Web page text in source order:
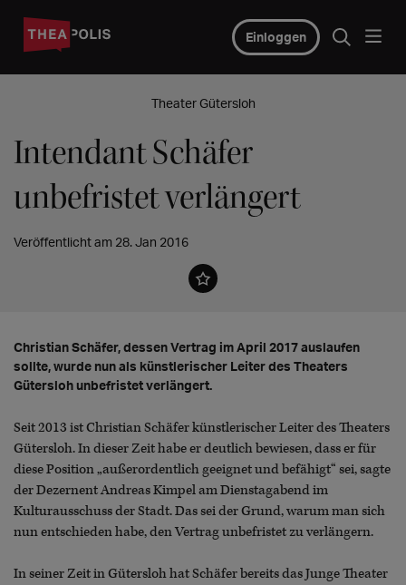
Einloggen
Theater Gütersloh
Intendant Schäfer
unbefristet verlängert
Veröffentlicht am 28. Jan 2016
Christian Schäfer, dessen Vertrag im April 2017 auslaufen
sollte, wurde nun als künstlerischer Leiter des Theaters
Gütersloh unbefristet verlängert.
Seit 2013 ist Christian Schäfer künstlerischer Leiter des Theaters
Gütersloh. In dieser Zeit habe er deutlich bewiesen, dass er für
diese Position „außerordentlich geeignet und befähigt“ sei, sagte
der Dezernent Andreas Kimpel am Dienstagabend im
Kulturausschuss der Stadt. Das sei der Grund, warum man sich
nun entschieden habe, den Vertrag unbefristet zu verlängern.
In seiner Zeit in Gütersloh hat Schäfer bereits das Junge Theater